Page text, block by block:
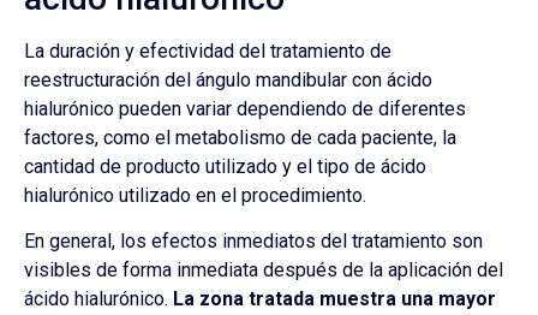
La duración y efectividad del tratamiento de
reestructuración del ángulo mandibular con ácido
hialurónico pueden variar dependiendo de diferentes
factores, como el metabolismo de cada paciente, la
cantidad de producto utilizado y el tipo de ácido
hialurónico utilizado en el procedimiento.
En general, los efectos inmediatos del tratamiento son
visibles de forma inmediata después de la aplicación del
ácido hialurónico. La zona tratada muestra una mayor